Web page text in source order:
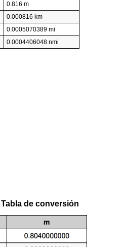
0.816 m
0.000816 km
0.0005070389 mi
0.0004406048 nmi
de conversión